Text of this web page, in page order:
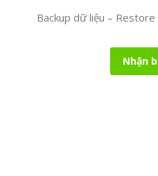
Backup dữ liệu –
Nhận